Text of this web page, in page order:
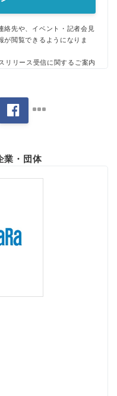
絡先や、イベント・記者会見
が閲覧できるようになりま
リリース受信に関するご案内
業・団体